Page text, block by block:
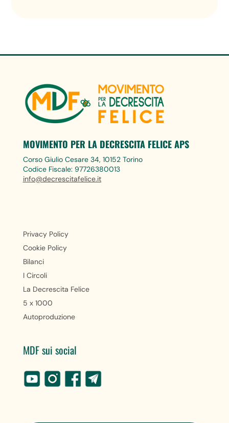
MOVIMENTO PER LA DECRESCITA FELICE APS
Corso Giulio Cesare 34, 10152 Torino
Codice Fiscale: 97726380013
info@decrescitafelice.it
Privacy Policy
Cookie Policy
Bilanci
I Circoli
La Decrescita Felice
5 x 1000
Autoproduzione
MDF sui social